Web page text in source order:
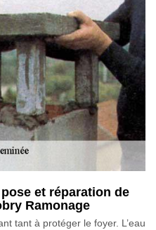
et réparation de
Ramonage
tant à protéger le foyer. L’eau